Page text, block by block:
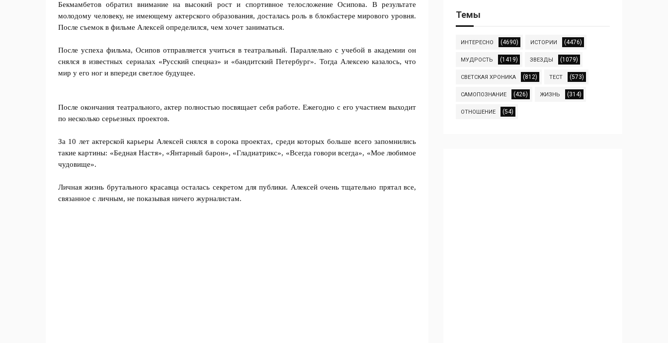
Бекмамбетов обратил внимание на высокий рост и спортивное телосложение Осипова. В результате
молодому человеку, не имеющему актерского образования, досталась роль в блокбастере мирового уровня.
После съемок в фильме Алексей определился, чем хочет заниматься.
После успеха фильма, Осипов отправляется учиться в театральный. Параллельно с учебой в академии он
снялся в известных сериалах «Русский спецназ» и «бандитский Петербург». Тогда Алексею казалось, что
мир у его ног и впереди светлое будущее.
После окончания театрального, актер полностью посвящает себя работе. Ежегодно с его участием выходит
по несколько серьезных проектов.
За 10 лет актерской карьеры Алексей снялся в сорока проектах, среди которых больше всего запомнились
такие картины: «Бедная Настя», «Янтарный барон», «Гладиатрикс», «Всегда говори всегда», «Мое любимое
чудовище».
Личная жизнь брутального красавца осталась секретом для публики. Алексей очень тщательно прятал все,
связанное с личным, не показывая ничего журналистам.
Темы
ИНТЕРЕСНО (4690) ИСТОРИИ (4476)
МУДРОСТЬ (1419) ЗВЕЗДЫ (1079)
СВЕТСКАЯ ХРОНИКА (812) ТЕСТ (573)
САМОПОЗНАНИЕ (426) ЖИЗНЬ (314)
ОТНОШЕНИЕ (54)